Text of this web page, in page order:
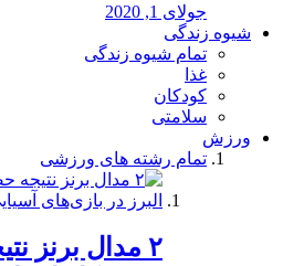
جولای 1, 2020
شیوه زندگی
تمام شیوه زندگی
غذا
کودکان
سلامتی
ورزش
تمام رشته های ورزشی